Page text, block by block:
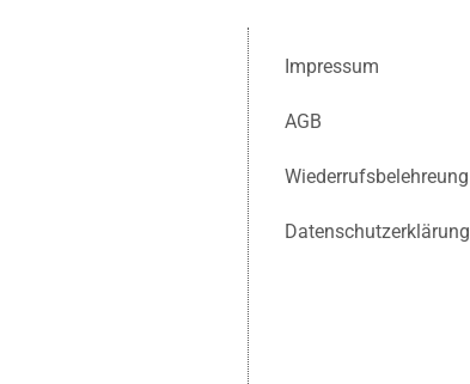
Impressum
AGB
Wiederrufsbelehreung
Datenschutzerklärung